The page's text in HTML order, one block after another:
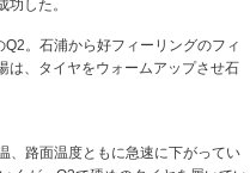
した。
。石浦から好フィーリングのフィ
は、タイヤをウォームアップさせ石
、路面温度ともに急速に下がってい